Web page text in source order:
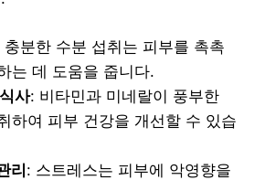
충분한 수분 섭취는 피부를 촉촉
는 데 도움을 줍니다.
사: 비타민과 미네랄이 풍부한
하여 피부 건강을 개선할 수 있습
리: 스트레스는 피부에 악영향을